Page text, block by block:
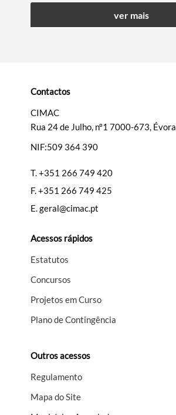
ver mais
Contactos
CIMAC
Rua 24 de Julho, nº1 7000-673, Évora
NIF:509 364 390
T.+351 266 749 420
F.+351 266 749 425
E.geral@cimac.pt
Acessos rápidos
Estatutos
Concursos
Projetos em Curso
Plano de Contingência
Outros acessos
Regulamento
Mapa do Site